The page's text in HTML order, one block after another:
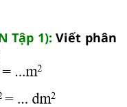
Tập 1):Viết phân